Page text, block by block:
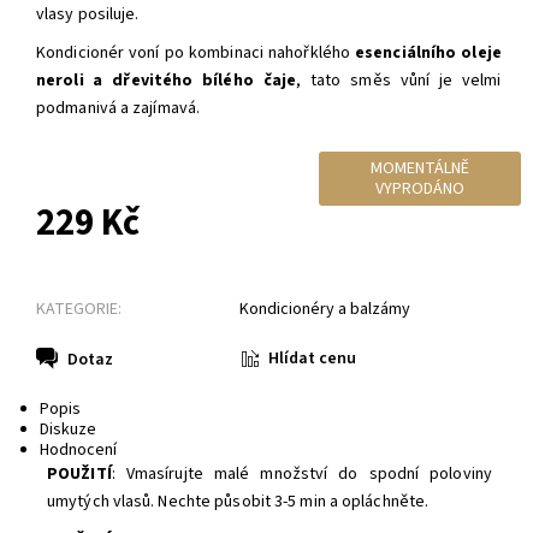
vlasy posiluje.
Kondicionér voní po kombinaci nahořklého esenciálního oleje
neroli a dřevitého bílého čaje, tato směs vůní je velmi
podmanivá a zajímavá.
MOMENTÁLNĚ
VYPRODÁNO
229 Kč
KATEGORIE: Kondicionéry a balzámy
Dotaz Hlídat cenu
Popis
Diskuze
Hodnocení
POUŽITÍ: Vmasírujte malé množství do spodní poloviny
umytých vlasů. Nechte působit 3-5 min a opláchněte.